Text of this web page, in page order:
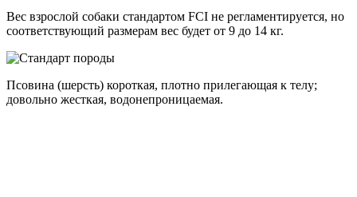
Вес взрослой собаки стандартом FCI не регламентируется, но
соответствующий размерам вес будет от 9 до 14 кг.
Псовина (шерсть) короткая, плотно прилегающая к телу;
довольно жесткая, водонепроницаемая.